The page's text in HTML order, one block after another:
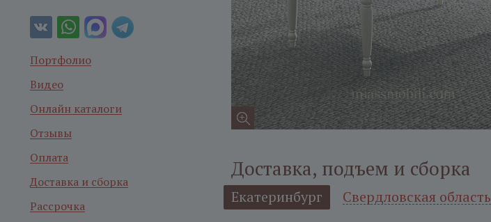
Доставка, подъем и сборка
Екатеринбург Свердловская область
Портфолио
Видео
Онлайн каталоги
Отзывы
Оплата
Доставка и сборка
Рассрочка